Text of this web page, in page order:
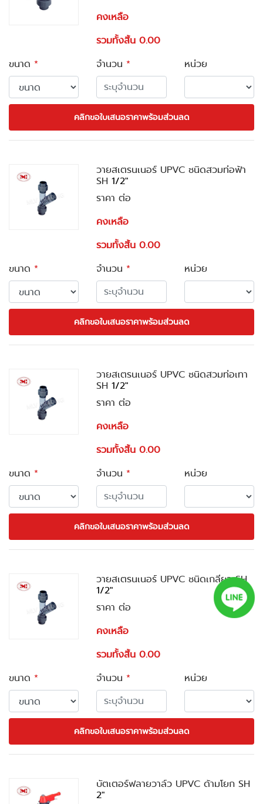
คงเหลือ
รวมทั้งสิ้น 0.00
ขนาด * จำนวน * หน่วย
คลิกขอใบเสนอราคาพร้อมส่วนลด
วายสเตรนเนอร์ UPVC ชนิดสวมท่อฟ้า
SH1/2"
ราคา ต่อ
คงเหลือ
รวมทั้งสิ้น 0.00
ขนาด * จำนวน * หน่วย
คลิกขอใบเสนอราคาพร้อมส่วนลด
วายสเตรนเนอร์ UPVC ชนิดสวมท่อเทา
SH1/2"
ราคา ต่อ
คงเหลือ
รวมทั้งสิ้น 0.00
ขนาด * จำนวน * หน่วย
คลิกขอใบเสนอราคาพร้อมส่วนลด
วายสเตรนเนอร์ UPVC ชนิดเกลียว SH
1/2"
ราคา ต่อ
คงเหลือ
รวมทั้งสิ้น 0.00
ขนาด * จำนวน * หน่วย
คลิกขอใบเสนอราคาพร้อมส่วนลด
บัตเตอร์ฟลายวาล์ว UPVC ด้ามโยก SH
2"